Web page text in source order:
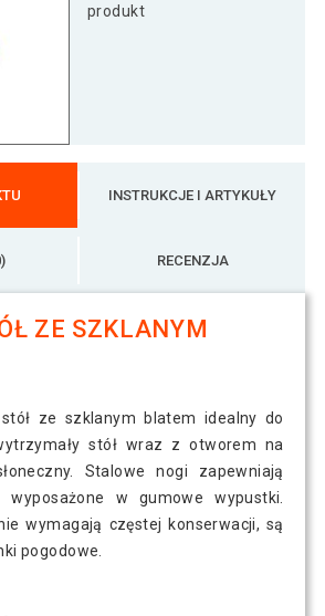
produkt
INSTRUKCJE I ARTYKUŁY
RECENZJA
ZE SZKLANYM
stół ze szklanym blatem idealny do
stół wraz z otworem na
Stalowe nogi zapewniają
wyposażone w gumowe wypustki.
wymagają częstej konserwacji, są
pogodowe.